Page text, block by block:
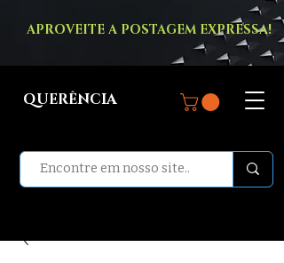
APROVEITE A POSTAGEM EXPRESSA!
QUERÊNCIA